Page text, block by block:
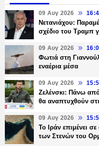
09 Αυγ 2026
Νετανιάχου:
σχέδιο του Τραμπ
09 Αυγ 2026
Φωτιά στη
εναέρια μέσα
09 Αυγ 2026
Ζελένσκι: Πάνω
θα αναπτυχθούν
09 Αυγ 2026
Το Ιράν επιμένει
των Στενών του